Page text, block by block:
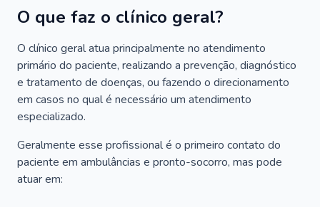
O que faz o clínico geral?
O clínico geral atua principalmente no atendimento
primário do paciente, realizando a prevenção, diagnóstico
e tratamento de doenças, ou fazendo o direcionamento
em casos no qual é necessário um atendimento
especializado.
Geralmente esse profissional é o primeiro contato do
paciente em ambulâncias e pronto-socorro, mas pode
atuar em: